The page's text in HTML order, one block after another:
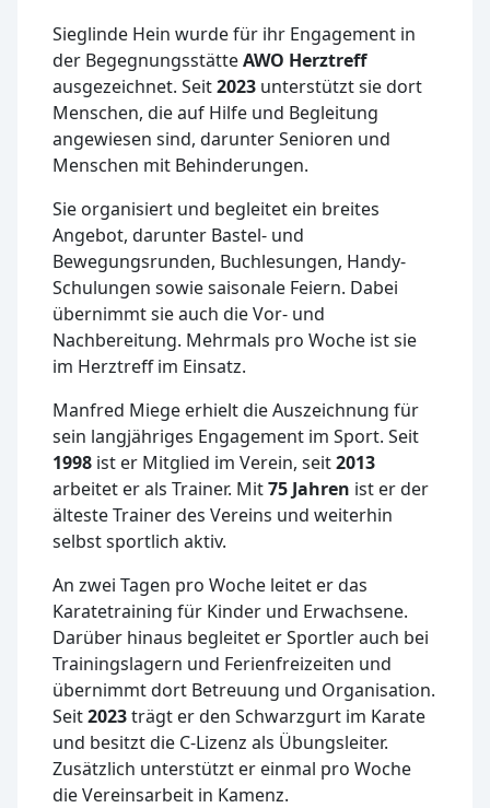
Sieglinde Hein wurde für ihr Engagement in
der BegegnungsstätteAWO Herztreff
ausgezeichnet. Seit2023 unterstützt sie dort
Menschen, die auf Hilfe und Begleitung
angewiesen sind, darunter Senioren und
Menschen mit Behinderungen.
Sie organisiert und begleitet ein breites
Angebot, darunter Bastel- und
Bewegungsrunden, Buchlesungen, Handy-
Schulungen sowie saisonale Feiern. Dabei
übernimmt sie auch die Vor- und
Nachbereitung. Mehrmals pro Woche ist sie
im Herztreff im Einsatz.
Manfred Miege erhielt die Auszeichnung für
sein langjähriges Engagement im Sport. Seit
1998 ist er Mitglied im Verein, seit2013
arbeitet er als Trainer. Mit75 Jahren ist er der
älteste Trainer des Vereins und weiterhin
selbst sportlich aktiv.
An zwei Tagen pro Woche leitet er das
Karatetraining für Kinder und Erwachsene.
Darüber hinaus begleitet er Sportler auch bei
Trainingslagern und Ferienfreizeiten und
übernimmt dort Betreuung und Organisation.
Seit2023trägt er den Schwarzgurt im Karate
und besitzt die C-Lizenz als Übungsleiter.
Zusätzlich unterstützt er einmal pro Woche
die Vereinsarbeit in Kamenz.